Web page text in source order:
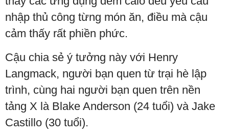
nhập thủ công từng món ăn, điều mà cậu
cảm thấy rất phiền phức.
Cậu chia sẻ ý tưởng này với Henry
Langmack, người bạn quen từ trại hè lập
trình, cùng hai người bạn quen trên nền
tảng X là Blake Anderson (24 tuổi) và Jake
Castillo (30 tuổi).